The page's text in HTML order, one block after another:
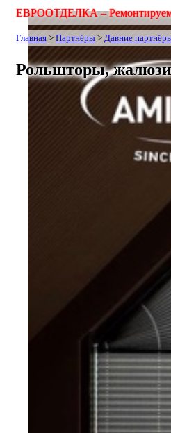
ЕВРООТДЕЛКА –
Главная > Партнёры > Давние
Рольшторы,